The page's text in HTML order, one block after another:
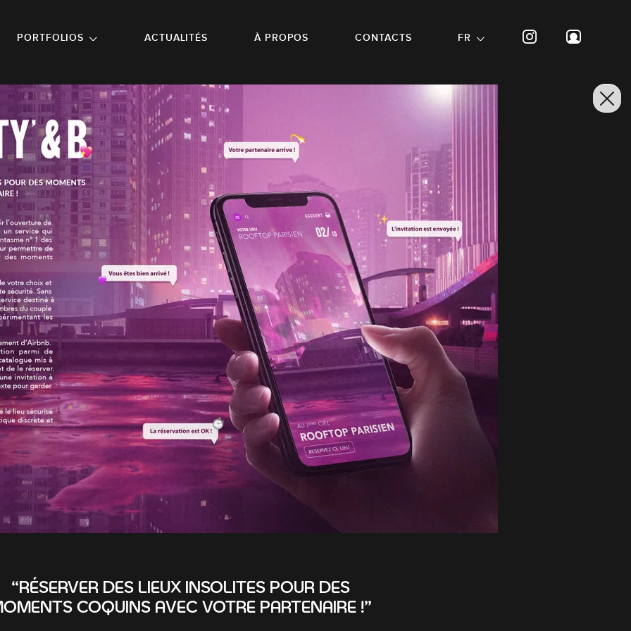
PORTFOLIOS
ACTUALITÉS À PROPOS CONTACTS FR
“RÉSERVER DES LIEUX INSOLITES POUR DES
COQUINS AVEC VOTRE PARTENAIRE !”